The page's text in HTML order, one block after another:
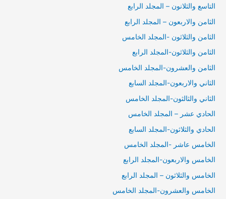
التاسع والثلانون – المجلد الرابع
الثامن والاربعون – المجلد الرابع
الثامن والثلاثون -المجلد الخامس
الثامن والثلاثون-المجلد الرابع
الثامن والعشرون-المجلد الخامس
الثاني والاربعون-المجلد السابع
الثاني والثالثون-المجلد الخامس
الحادي عشر – المجلد الخامس
الحادي والثلاثون-المجلد السابع
الخامس عاشر -المجلد الخامس
الخامس والاربعون-المجلد الرابع
الخامس والثلاثون – المجلد الرابع
الخامس والعشرون-المجلد الخامس